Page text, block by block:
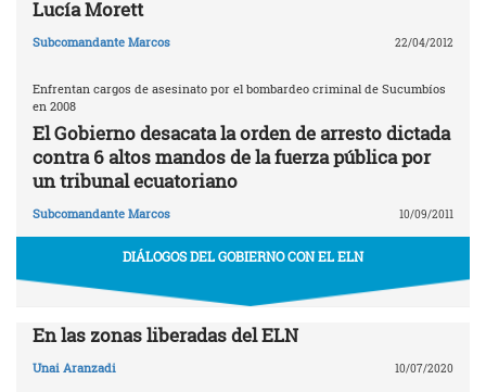
Lucía Morett
Subcomandante Marcos 22/04/2012
Enfrentan cargos de asesinato por el bombardeo criminal de Sucumbíos
en 2008
El Gobierno desacata la orden de arresto dictada
contra 6 altos mandos de la fuerza pública por
un tribunal ecuatoriano
Subcomandante Marcos 10/09/2011
DIÁLOGOS DEL GOBIERNO CON EL ELN
En las zonas liberadas del ELN
Unai Aranzadi 10/07/2020